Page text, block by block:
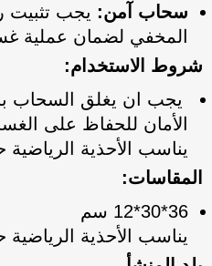
سحاب آمن: يجب تثبيت
المخفي لضمان عملية
شروط الاستخدام:
يجب ان يغلق السحاب
الأمان للحفاظ على
يناسب الأحذية الرياضية
المقاسات:
36*30*12 سم
يناسب الأحذية الرياضية